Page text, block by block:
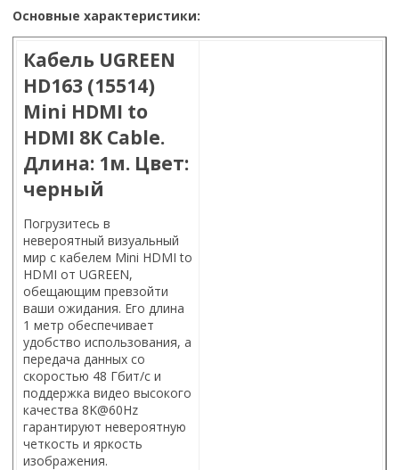
Основные характеристики:
Кабель UGREEN
HD163 (15514)
Mini HDMI to
HDMI 8K Cable.
Длина: 1м. Цвет:
черный
Погрузитесь в
невероятный визуальный
мир с кабелем Mini HDMI to
HDMI от UGREEN,
обещающим превзойти
ваши ожидания. Его длина
1 метр обеспечивает
удобство использования, а
передача данных со
скоростью 48 Гбит/с и
поддержка видео высокого
качества 8K@60Hz
гарантируют невероятную
четкость и яркость
изображения.